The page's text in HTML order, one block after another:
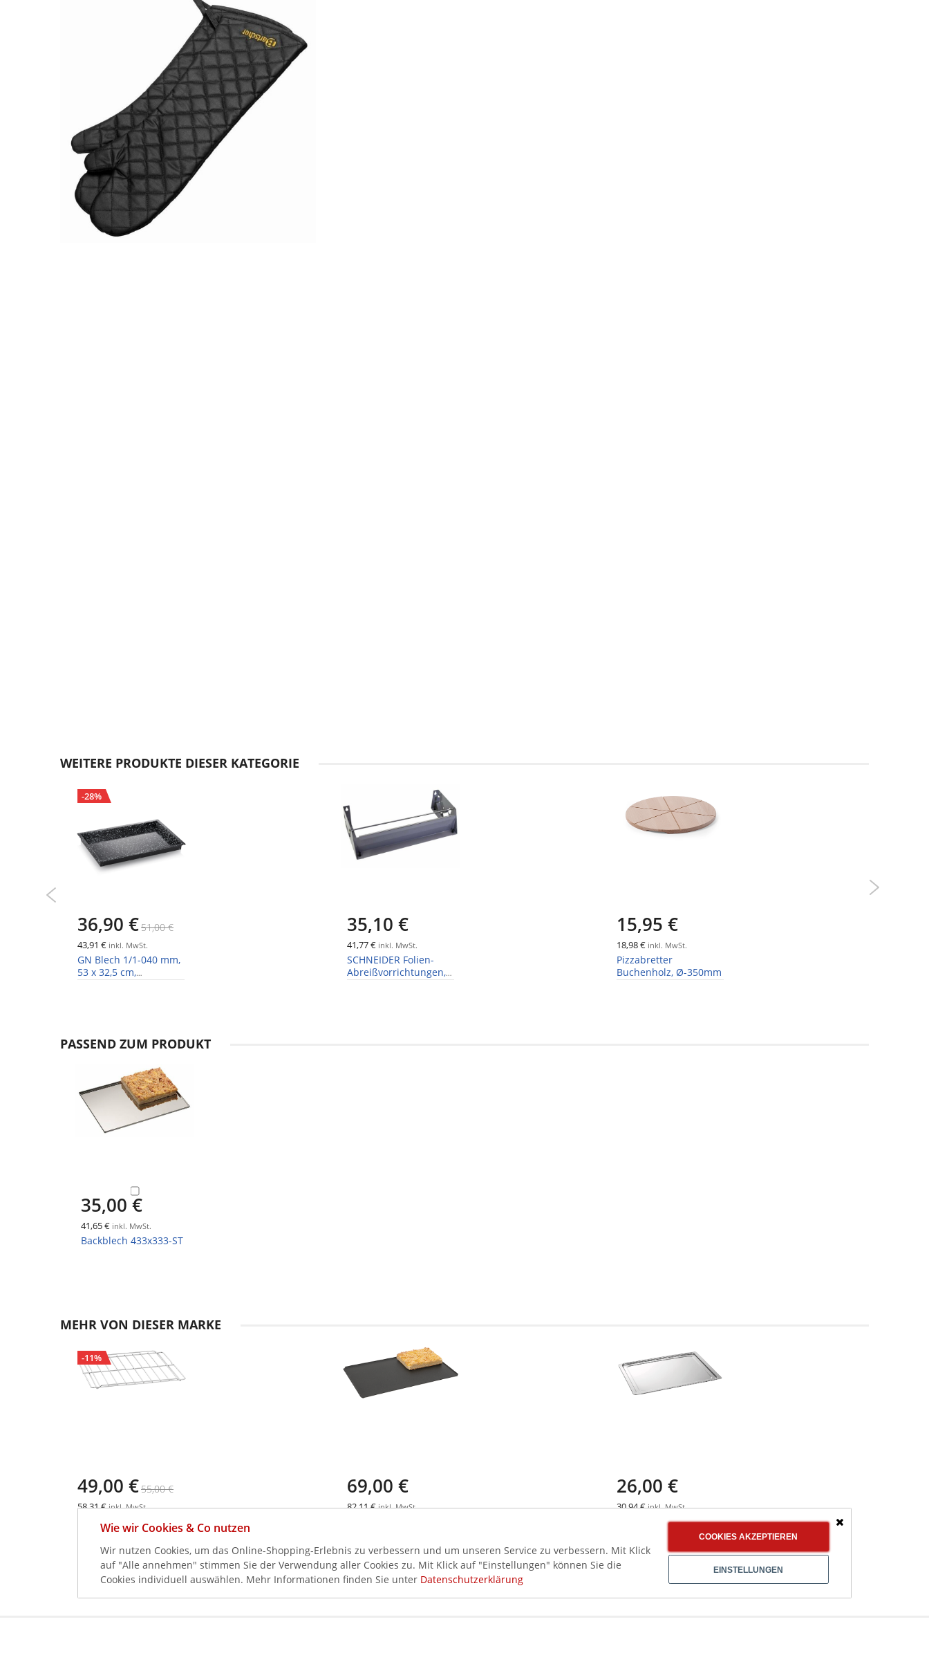
Anfang
Bildgalerie
springen
WEITERE PRODUKTE DIESER KATEGORIE
-28%
36,90 €51,00 €
43,91 € inkl. MwSt.
GN Blech 1/1-040 mm,
53 x 32,5 cm,
35,10 €
41,77 € inkl. MwSt.
SCHNEIDER Folien-
Abreißvorrichtungen,
15,95 €
18,98 € inkl. MwSt.
Pizzabretter
Buchenholz, Ø-350mm
PASSEND ZUM PRODUKT
35,00 €
41,65 € inkl. MwSt.
Backblech 433x333-ST
MEHR VON DIESER MARKE
-11%
49,00 €55,00 €
58,31 €inkl. MwSt.
BARTSCHER
Backofenrost
442x373x26mm
69,00 €
82,11 €inkl. MwSt.
26,00 €
30,94 €inkl. MwSt.
BARTSCHER Backblech
435x312x12mm
Wie wir Cookies & Co nutzen
Wir nutzen Cookies, um das Online-Shopping-Erlebnis zu verbessern und um unseren Service zu verbessern. Mit Klick
auf "Alle annehmen" stimmen Sie der Verwendung aller Cookies zu. Mit Klick auf "Einstellungen" können Sie die
Cookies individuell auswählen. Mehr Informationen finden Sie unter Datenschutzerklärung
COOKIES AKZEPTIEREN
EINSTELLUNGEN